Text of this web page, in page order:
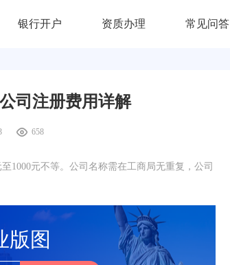
银行开户 资质办理 常见问答
司注册费用详解
658
1000元不等。公司名称需在工商局无重复，公司
版图